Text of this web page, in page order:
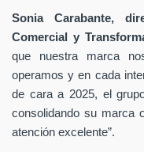
Sonia Carabante,
Comercial y
que nuestra marca
operamos y en cada
de cara a 2025, el
consolidando su marca
atención excelente”.